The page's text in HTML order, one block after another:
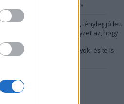
és az egyéni tudatfejlődés
@Der Alte: Szia! Igazad van, tényleg jó lett
is ez a mondat. A helyzet az, hogy
2024.10.06. 18:47
a kilépésem után: Jól vagyok, és te is